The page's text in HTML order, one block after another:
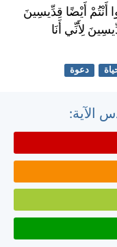
أَيْضًا قِدِّيسِينَ
لِأَنِّي أَنَا
دعوة
الآية: